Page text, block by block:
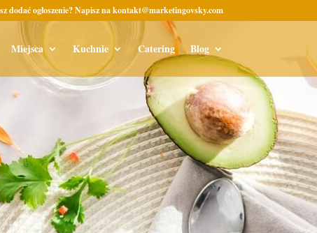
dodać ogłoszenie? Napisz na kontakt@marketingovsky.com
Miejsca Kuchnie Catering Blog